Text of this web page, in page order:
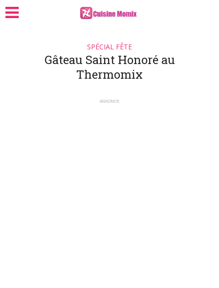
SPÉCIAL FÊTE
Gâteau Saint Honoré au
Thermomix
ANNONCE